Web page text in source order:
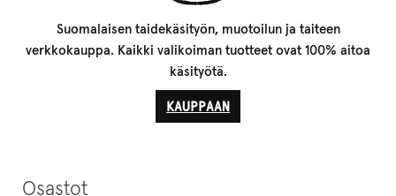
Suomalaisen taidekäsityön, muotoilun ja taiteen
verkkokauppa. Kaikki valikoiman tuotteet ovat 100% aitoa
käsityötä.
KAUPPAAN
Osastot